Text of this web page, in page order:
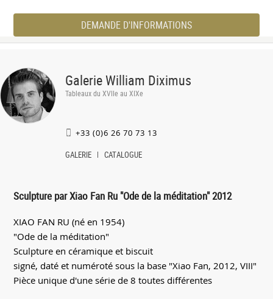
DEMANDE D'INFORMATIONS
Galerie William Diximus
Tableaux du XVIIe au XIXe
+33 (0)6 26 70 73 13
GALERIE CATALOGUE
Sculpture par Xiao Fan Ru "Ode de la méditation" 2012
XIAO FAN RU (né en 1954)
"Ode de la méditation"
Sculpture en céramique et biscuit
signé, daté et numéroté sous la base "Xiao Fan, 2012, VIII"
Pièce unique d'une série de 8 toutes différentes